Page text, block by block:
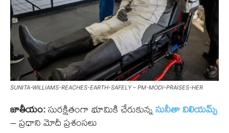
SUNITA-WILLIAMS-REACHES-EARTH-SAFELY – PM-MODI-PRAISES-HER
జాతీయం:సురక్షితంగా భూమికి చేరుకున్నసునీతా విలియమ్స్
– ప్రధాని మోదీ ప్రశంసలు